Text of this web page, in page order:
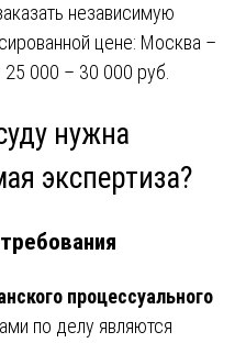
независимую
цене: Москва –
000 – 30 000 руб.
нужна
экспертиза?
процессуального
по делу являются